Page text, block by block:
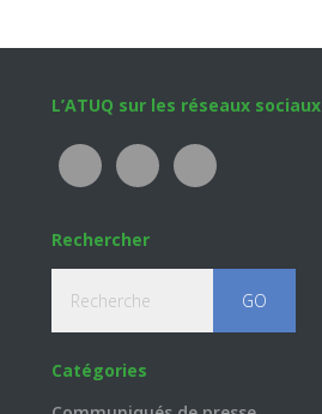
Footer
L’ATUQ sur les réseaux sociaux
Rechercher
Catégories